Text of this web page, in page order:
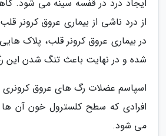
ایجاد درد در قفسه سینه می شود.
از درد ناشی از بیماری عروق کرونر
در بیماری عروق کرونر قلب، پلاک
شده و در نهایت باعث تنگ شدن
اسپاسم عضلات رگ های عروق کرونری
افرادی که سطح کلسترول خون آن
می شود.